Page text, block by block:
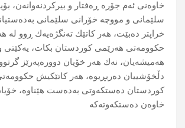
خاوه‌نی ئه‌م جۆره‌ ڕەفتار و بیركردنه‌وانه‌ن،
سلێمانی و مووچه‌ خۆرانی سلێمانی
خراپتر دەبێت، ‌هه‌ر كاتێك ته‌نگژه‌یه‌ك ڕوو له‌
حكوومه‌تی هه‌رێمی كوردستان بكات، یه‌كێتی
هه‌میشه‌یان، نەك هەر خۆیان دووره‌په‌رێز
دڵخۆشییان ده‌ربڕیوه،‌ هه‌ر كاتێكیش
كوردستان ده‌ستكه‌وتی به‌ده‌ست هێناوه‌،
خاوه‌ن ده‌ستكه‌وته‌كه